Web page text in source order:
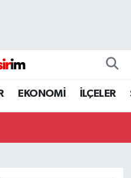
EKONOMİ İLÇELER